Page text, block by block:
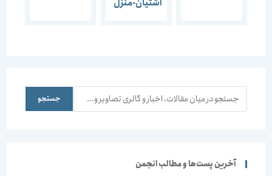
آشتیان-منزل
جستجو
آخرین پست‌ها و مطالب انجمن